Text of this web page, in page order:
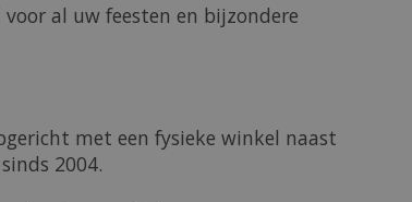
al uw feesten en bijzondere
met een fysieke winkel naast
2004.